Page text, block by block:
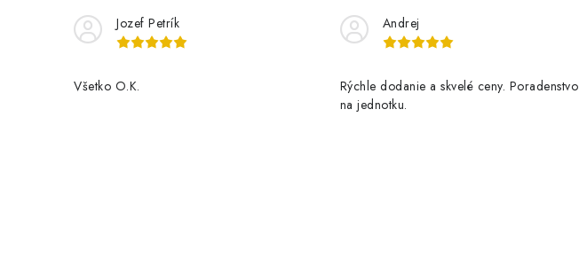
Jozef Petrík
Všetko O.K.
Andrej
Rýchle dodanie a skvelé ceny. Poradenstvo
na jednotku.